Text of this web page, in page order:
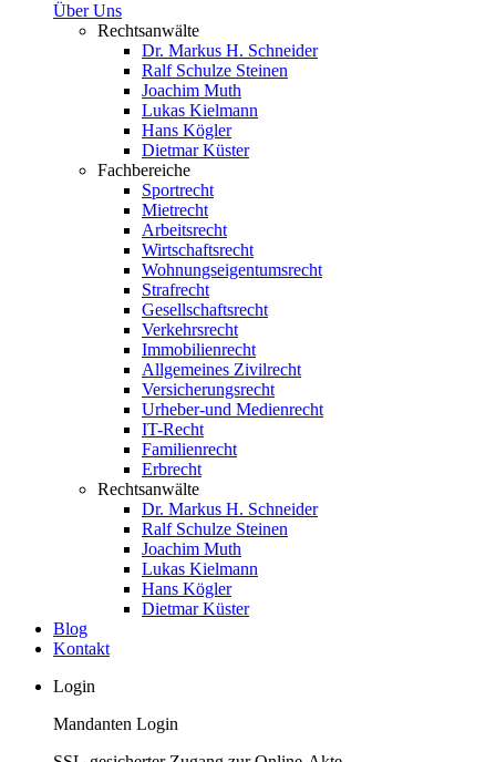
Über Uns
Rechtsanwälte
Dr. Markus H. Schneider
Ralf Schulze Steinen
Joachim Muth
Lukas Kielmann
Hans Kögler
Dietmar Küster
Fachbereiche
Sportrecht
Mietrecht
Arbeitsrecht
Wirtschaftsrecht
Wohnungseigentumsrecht
Strafrecht
Gesellschaftsrecht
Verkehrsrecht
Immobilienrecht
Allgemeines Zivilrecht
Versicherungsrecht
Urheber-und Medienrecht
IT-Recht
Familienrecht
Erbrecht
Rechtsanwälte
Dr. Markus H. Schneider
Ralf Schulze Steinen
Joachim Muth
Lukas Kielmann
Hans Kögler
Dietmar Küster
Blog
Kontakt
Login
Mandanten Login